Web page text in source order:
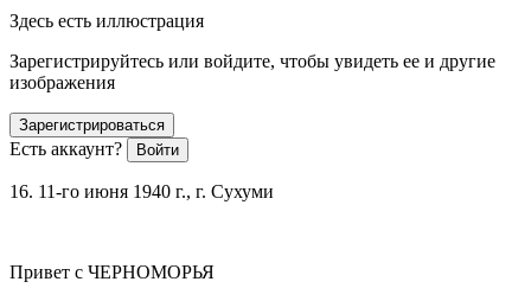
Здесь есть иллюстрация
Зарегистрируйтесь или войдите, чтобы увидеть ее и другие
изображения
Зарегистрироваться
Есть аккаунт? Войти
16. 11-го июня 1940 г., г. Сухуми
Привет с ЧЕРНОМОРЬЯ